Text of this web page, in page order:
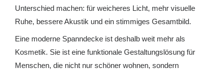
Unterschied machen: für weicheres Licht, mehr visuelle
Ruhe, bessere Akustik und ein stimmiges Gesamtbild.
Eine moderne Spanndecke ist deshalb weit mehr als
Kosmetik. Sie ist eine funktionale Gestaltungslösung für
Menschen, die nicht nur schöner wohnen, sondern